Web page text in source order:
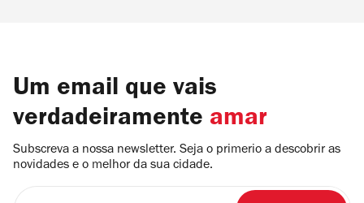
Um email que vais
verdadeiramente amar
Subscreva a nossa newsletter. Seja o primerio a descobrir as
novidades e o melhor da sua cidade.